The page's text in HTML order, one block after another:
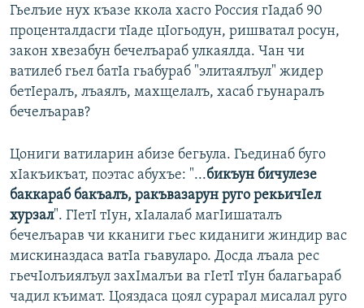
Гьелъие нух къазе ккола хасго Россия гIадаб 90
проценталдасги тIаде цIогьодун, ришватал росун,
закон хвезабун бечелъараб улкаялда. Чан чи
ватилеб гьел батIа гьабураб "элитаялъул" жидер
бетIералъ, лъаялъ, махщелалъ, хасаб гьунаралъ
бечелъарав?
Цониги ватиларин абизе бегьула. Гьединаб буго
хIакъикъат, поэтас абухъе: "...бикъун бичулезе
баккараб бакъалъ, ракъвазарун руго рекьичIел
хурзал". ГIетI тIун, хIалалаб магIишаталъ
бечелъарав чи кканиги гьес киданиги жиндир вас
мискиназдаса ватIа гьавуларо. Досда лъала рес
гьечIолъиялъул захIмалъи ва гIетI тIун балагьараб
чадил къимат. Цояздаса цоял сурарал мисалал руго